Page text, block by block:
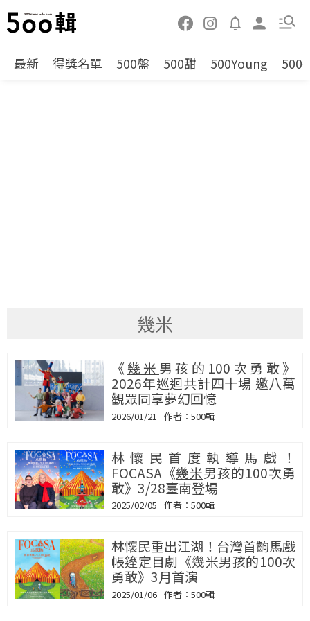
最新 得獎名單 500盤 500甜 500Young 500
幾米
《幾米 男孩的100次勇敢》
2026年巡迴共計四十場 邀八萬
觀眾同享夢幻回憶
2026/01/21 500輯
林懷民首度執導馬戲！
FOCASA《幾米男孩的100次勇
敢》3/28臺南登場
2025/02/05 500輯
林懷民重出江湖！台灣首齣馬戲
帳篷定目劇《幾米男孩的100次
勇敢》3月首演
2025/01/06 500輯